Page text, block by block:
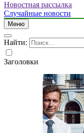
Новостная рассылка
Случайные новости
Меню
Найти:
Заголовки